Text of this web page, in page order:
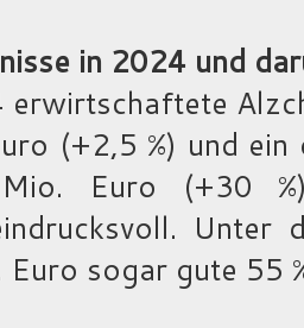
in 2024 und
erwirtschaftete
(+2,5 %) und
Euro (+30
Unter
sogar gute 55